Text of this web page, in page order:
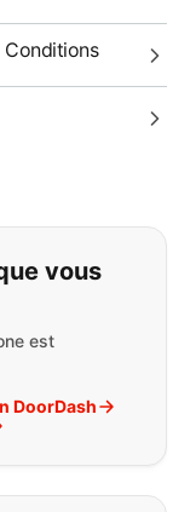
Conditions
que vous
vous
est
DoorDash